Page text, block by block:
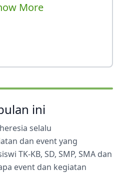
More
ini
selalu
dan event yang
TK-KB, SD, SMP, SMA dan
event dan kegiatan